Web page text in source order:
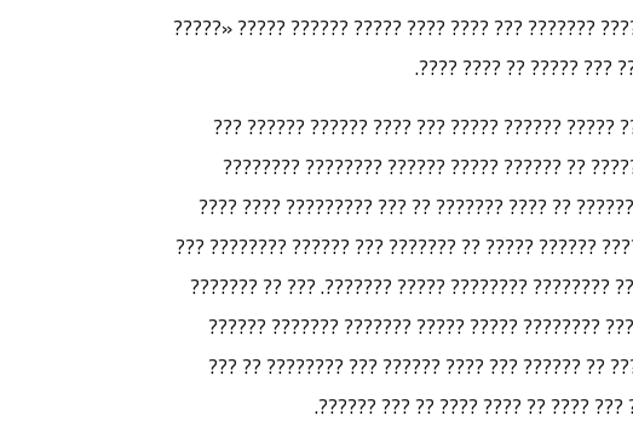
??????? ???? ?????????? ?? ?????? ?????? ????
??????» ??? ???????
???? ????? ??????? ???????? ?? ???? ???????
?????? ?????? ?????? ??? ?? ??????
??????? ???? ?????? ????? ????? ????? ????? ??
????? ?????? ?? ?????? ?? ???????. ???? ????
??? ?? ???? ???? ????? ?? ???? ????? ?? ????????
????????? ????? ???? ???? ???????? ?????????
????? ????? ???? ??? ?????? ?? ??? ?????? ??
?????? ??? ???? ???? (?) ???? ??